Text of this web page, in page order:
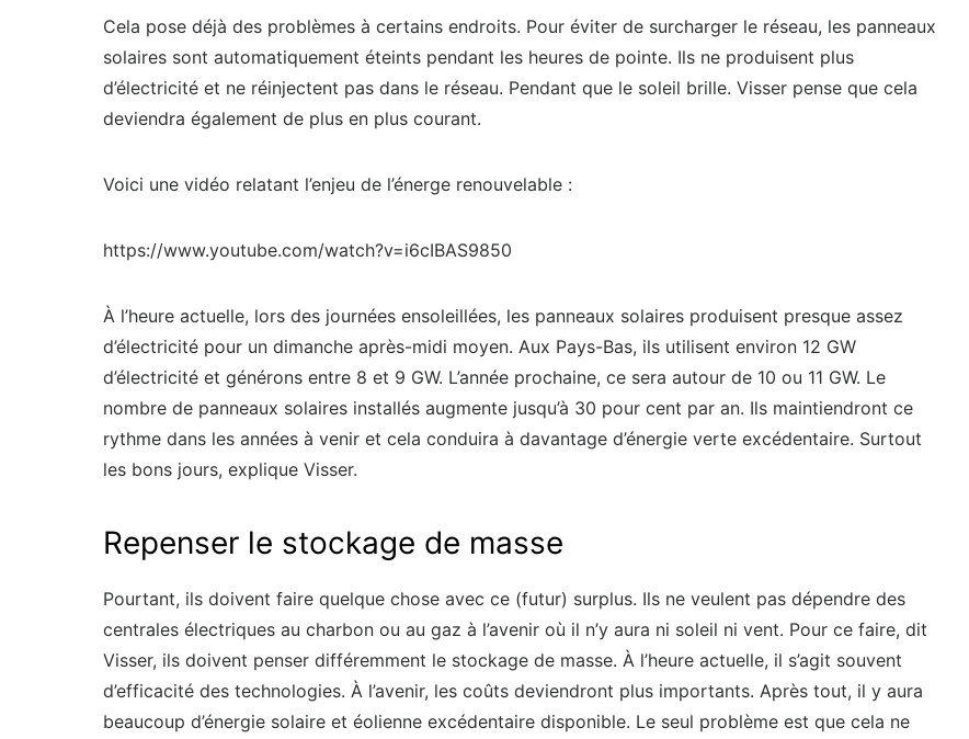
Cela pose déjà des problèmes à certains endroits. Pour éviter de surcharger le réseau, les panneaux
solaires sont automatiquement éteints pendant les heures de pointe. Ils ne produisent plus
d’électricité et ne réinjectent pas dans le réseau. Pendant que le soleil brille. Visser pense que cela
deviendra également de plus en plus courant.
Voici une vidéo relatant l’enjeu de l’énerge renouvelable :
https://www.youtube.com/watch?v=i6cIBAS9850
À l’heure actuelle, lors des journées ensoleillées, les panneaux solaires produisent presque assez
d’électricité pour un dimanche après-midi moyen. Aux Pays-Bas, ils utilisent environ 12 GW
d’électricité et générons entre 8 et 9 GW. L’année prochaine, ce sera autour de 10 ou 11 GW. Le
nombre de panneaux solaires installés augmente jusqu’à 30 pour cent par an. Ils maintiendront ce
rythme dans les années à venir et cela conduira à davantage d’énergie verte excédentaire. Surtout
les bons jours, explique Visser.
Repenser le stockage de masse
Pourtant, ils doivent faire quelque chose avec ce (futur) surplus. Ils ne veulent pas dépendre des
centrales électriques au charbon ou au gaz à l’avenir où il n’y aura ni soleil ni vent. Pour ce faire, dit
Visser, ils doivent penser différemment le stockage de masse. À l’heure actuelle, il s’agit souvent
d’efficacité des technologies. À l’avenir, les coûts deviendront plus importants. Après tout, il y aura
beaucoup d’énergie solaire et éolienne excédentaire disponible. Le seul problème est que cela ne